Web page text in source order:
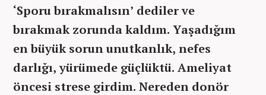
‘Sporu bırakmalısın’ dediler ve
bırakmak zorunda kaldım. Yaşadığım
en büyük sorun unutkanlık, nefes
darlığı, yürümede güçlüktü. Ameliyat
öncesi strese girdim. Nereden donör